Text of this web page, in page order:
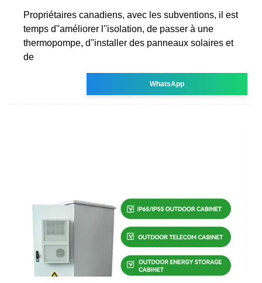
Propriétaires canadiens, avec les subventions, il est
temps d''améliorer l''isolation, de passer à une
thermopompe, d''installer des panneaux solaires et
de
WhatsApp